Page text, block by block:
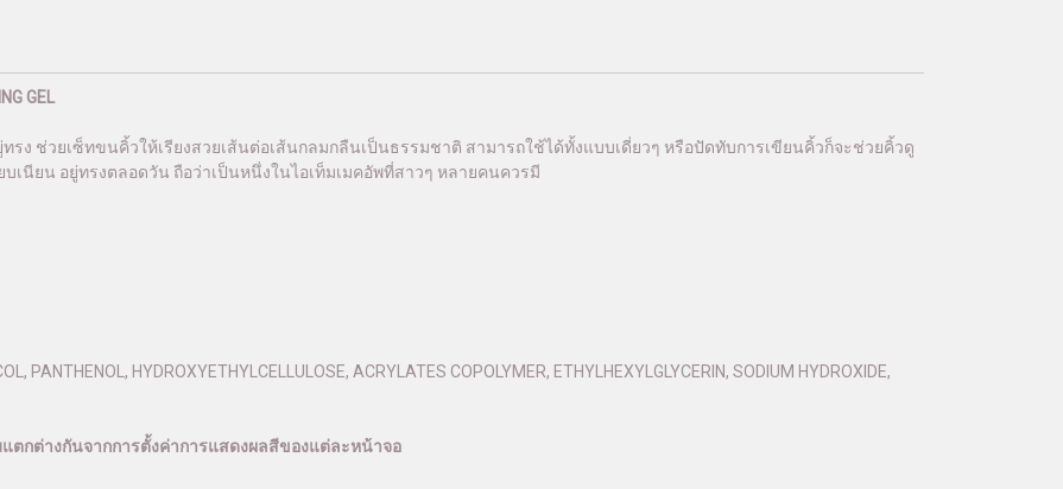
GEL
รง ช่วยเซ็ทขนคิ้วให้เรียงสวยเส้นต่อเส้นกลมกลืนเป็นธรรมชาติ สามารถใช้ได้ทั้งแบบเดี่ยวๆ หรือปัดทับการเขียนคิ้วก็จะช่วยคิ้วดู
เนียน อยู่ทรงตลอดวัน ถือว่าเป็นหนึ่งในไอเท็มเมคอัพที่สาวๆ หลายคนควรมี
PANTHENOL, HYDROXYETHYLCELLULOSE, ACRYLATES COPOLYMER, ETHYLHEXYLGLYCERIN, SODIUM HYDROXIDE,
กต่างกันจากการตั้งค่าการแสดงผลสีของแต่ละหน้าจอ